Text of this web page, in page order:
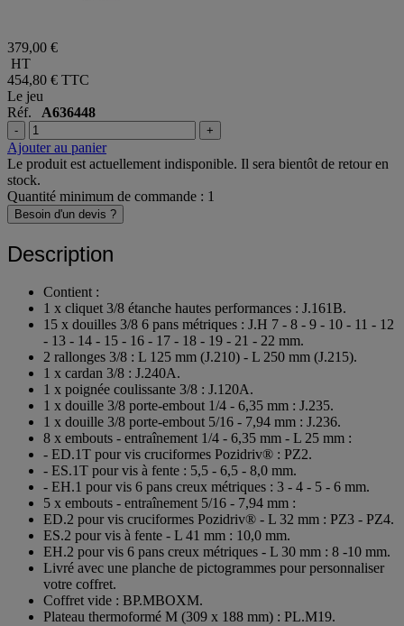
379,00 €
HT
454,80 € TTC
Le jeu
Réf. A636448
- +
Ajouter au panier
Le produit est actuellement indisponible. Il sera bientôt de retour en
stock.
Quantité minimum de commande : 1
Besoin d'un devis ?
Description
Contient :
1 x cliquet 3/8 étanche hautes performances : J.161B.
15 x douilles 3/8 6 pans métriques : J.H 7 - 8 - 9 - 10 - 11 - 12
- 13 - 14 - 15 - 16 - 17 - 18 - 19 - 21 - 22 mm.
2 rallonges 3/8 : L 125 mm (J.210) - L 250 mm (J.215).
1 x cardan 3/8 : J.240A.
1 x poignée coulissante 3/8 : J.120A.
1 x douille 3/8 porte-embout 1/4 - 6,35 mm : J.235.
1 x douille 3/8 porte-embout 5/16 - 7,94 mm : J.236.
8 x embouts - entraînement 1/4 - 6,35 mm - L 25 mm :
- ED.1T pour vis cruciformes Pozidriv® : PZ2.
- ES.1T pour vis à fente : 5,5 - 6,5 - 8,0 mm.
- EH.1 pour vis 6 pans creux métriques : 3 - 4 - 5 - 6 mm.
5 x embouts - entraînement 5/16 - 7,94 mm :
ED.2 pour vis cruciformes Pozidriv® - L 32 mm : PZ3 - PZ4.
ES.2 pour vis à fente - L 41 mm : 10,0 mm.
EH.2 pour vis 6 pans creux métriques - L 30 mm : 8 -10 mm.
Livré avec une planche de pictogrammes pour personnaliser
votre coffret.
Coffret vide : BP.MBOXM.
Plateau thermoformé M (309 x 188 mm) : PL.M19.